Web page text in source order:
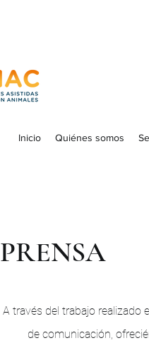
Inicio Quiénes somos
PRENSA
A través del trabajo
de comunicación,